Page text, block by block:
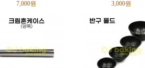
7,000원
3,000원